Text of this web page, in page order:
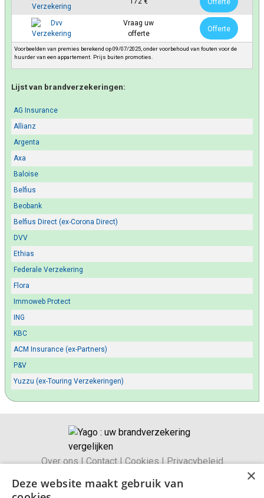
Vraag uw
offerte
Offerte
Voorbeelden van premies berekend op 09/07/2025, onder voorbehoud van fouten voor de
huurder van een appartement. Prijs buiten promoties.
Lijst van brandverzekeringen:
AG Insurance
Allianz
Argenta
Axa
Baloise
Belfius
Beobank
Belfius Direct (ex-Corona Direct)
DVV
Ethias
Federale Verzekering
Flora
Immoweb Protect
ING
KBC
ACM Insurance (ex-Partners)
P&V
Yuzzu (ex-Touring Verzekeringen)
Over ons| Contact| Cookies| Privacybeleid
Duurzaamheidsbeleid
×
Deze website maakt gebruik van